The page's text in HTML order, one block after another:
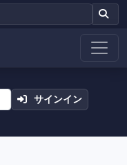
サインイン